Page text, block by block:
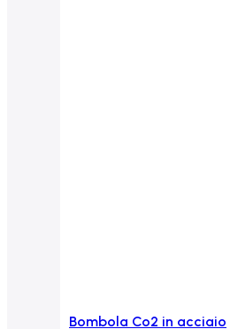
Bombola Co2 in acciaio